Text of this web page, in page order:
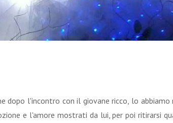
dopo l'incontro con il giovane ricco, lo
e l'amore mostrati da lui, per poi ritirarsi